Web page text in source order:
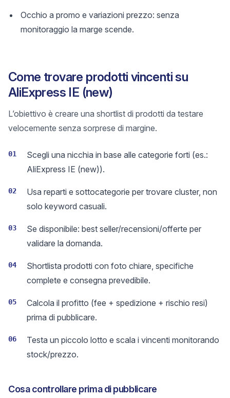
Occhio a promo e variazioni prezzo: senza
monitoraggio la marge scende.
Come trovare prodotti vincenti su
AliExpress IE (new)
L’obiettivo è creare una shortlist di prodotti da testare
velocemente senza sorprese di margine.
01
Scegli una nicchia in base alle categorie forti (es.:
AliExpress IE (new)).
02
Usa reparti e sottocategorie per trovare cluster, non
solo keyword casuali.
03
Se disponibile: best seller/recensioni/offerte per
validare la domanda.
04
Shortlista prodotti con foto chiare, specifiche
complete e consegna prevedibile.
05
Calcola il profitto (fee + spedizione + rischio resi)
prima di pubblicare.
06
Testa un piccolo lotto e scala i vincenti monitorando
stock/prezzo.
Cosa controllare prima di pubblicare